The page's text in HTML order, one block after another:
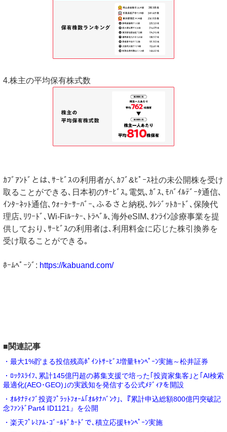
4.株主の平均保有株式数
ｶﾌﾞｱﾝﾄﾞとは､ｻｰﾋﾞｽの利用者が､ｶﾌﾞ&ﾋﾟｰｽ社の未公開株を受け
取ることができる､日本初のｻｰﾋﾞｽ｡電気､ｶﾞｽ､ﾓﾊﾞｲﾙﾃﾞｰﾀ通信､
ｲﾝﾀｰﾈｯﾄ通信､ｳｫｰﾀｰｻｰﾊﾞｰ､ふるさと納税､ｸﾚｼﾞｯﾄｶｰﾄﾞ､保険代
理店､ﾘﾜｰﾄﾞ､Wi-Fiﾙｰﾀｰ､ﾄﾗﾍﾞﾙ､海外eSIM､ｵﾝﾗｲﾝ診療事業を提
供しており､ｻｰﾋﾞｽの利用者は､利用料金に応じた株引換券を
受け取ることができる｡
ﾎｰﾑﾍﾟｰｼﾞ: https://kabuand.com/
■関連記事
・最大1%貯まる投信残高ﾎﾟｲﾝﾄｻｰﾋﾞｽ増量ｷｬﾝﾍﾟｰﾝ実施～松井証券
・ﾛｯｸｽﾗｲﾌ､累計145億円超の募集支援で培った｢投資家集客｣と｢AI検索
最適化(AEO･GEO)｣の実践知を発信する公式ﾒﾃﾞｨｱを開設
・ｵﾙﾀﾅﾃｨﾌﾞ投資ﾌﾟﾗｯﾄﾌｫｰﾑ｢ｵﾙﾀﾅﾊﾞﾝｸ｣､『累計申込総額800億円突破記
念ﾌｧﾝﾄﾞPart4 ID1121』を公開
・楽天ﾌﾟﾚﾐｱﾑ･ｺﾞｰﾙﾄﾞｶｰﾄﾞで､積立応援ｷｬﾝﾍﾟｰﾝ実施